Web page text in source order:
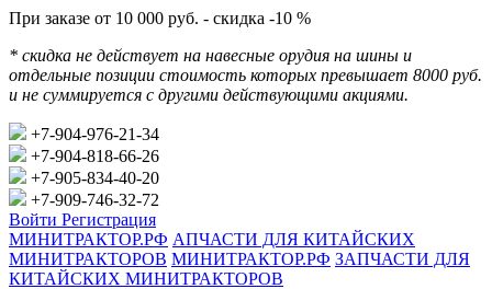
При заказе от 10 000 руб. - скидка -10 %
* скидка не действует на навесные орудия на шины и
отдельные позиции стоимость которых превышает 8000 руб.
и не суммируется с другими действующими акциями.
+7-904-976-21-34
+7-904-818-66-26
+7-905-834-40-20
+7-909-746-32-72
Войти Регистрация
МИНИТРАКТОР.РФ АПЧАСТИ ДЛЯ КИТАЙСКИХ
МИНИТРАКТОРОВ МИНИТРАКТОР.РФ ЗАПЧАСТИ ДЛЯ
КИТАЙСКИХ МИНИТРАКТОРОВ